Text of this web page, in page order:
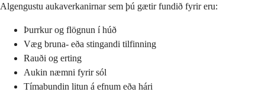
Algengustu aukaverkanirnar sem þú gætir fundið fyrir eru:
Þurrkur og flögnun í húð
Væg bruna- eða stingandi tilfinning
Rauði og erting
Aukin næmni fyrir sól
Tímabundin litun á efnum eða hári